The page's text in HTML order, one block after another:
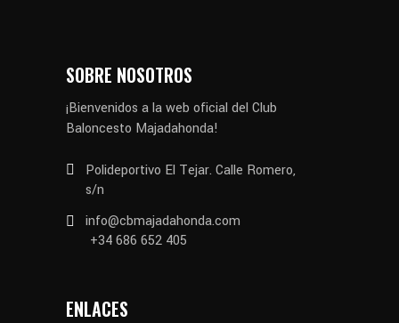
SOBRE NOSOTROS
¡Bienvenidos a la web oficial del Club
Baloncesto Majadahonda!
Polideportivo El Tejar. Calle Romero,
s/n
info@cbmajadahonda.com
+34 686 652 405
ENLACES